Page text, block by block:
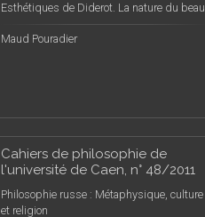
Esthétiques de Diderot. La nature du beau
Maud Pouradier
Cahiers de philosophie de
l'université de Caen, n° 48/2011
Philosophie russe : Métaphysique, culture
et religion